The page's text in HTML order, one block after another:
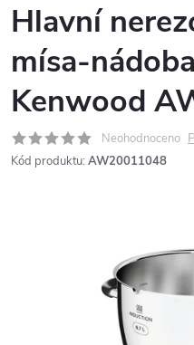
Hlavní
mísa-
Kenwood
Neohodnoceno
Kód produktu: AW20011048